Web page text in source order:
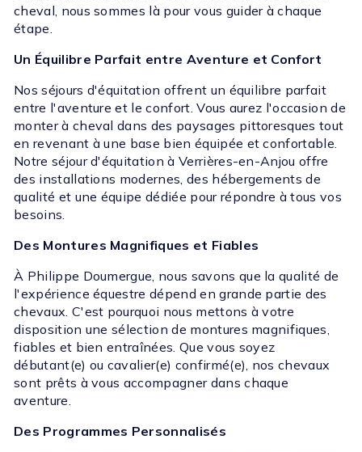
cheval, nous sommes là pour vous guider à chaque
étape.
Un Équilibre Parfait entre Aventure et Confort
Nos séjours d'équitation offrent un équilibre parfait
entre l'aventure et le confort. Vous aurez l'occasion de
monter à cheval dans des paysages pittoresques tout
en revenant à une base bien équipée et confortable.
Notre séjour d'équitation à Verrières-en-Anjou offre
des installations modernes, des hébergements de
qualité et une équipe dédiée pour répondre à tous vos
besoins.
Des Montures Magnifiques et Fiables
À Philippe Doumergue, nous savons que la qualité de
l'expérience équestre dépend en grande partie des
chevaux. C'est pourquoi nous mettons à votre
disposition une sélection de montures magnifiques,
fiables et bien entraînées. Que vous soyez
débutant(e) ou cavalier(e) confirmé(e), nos chevaux
sont prêts à vous accompagner dans chaque
aventure.
Des Programmes Personnalisés